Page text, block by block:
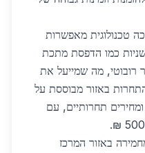
טכנולוגית מאפשרות
כמו הדפסת מתכת
רובוטי, מה שמייעל את
התחרות באזור מבוססת על
תחרותיים, עם
באזור המרכז